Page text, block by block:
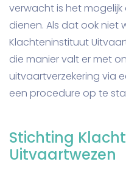
verwacht is het
dienen. Als dat ook niet
Klachteninstituut
die manier valt er met
uitvaartverzekering via
een procedure op te
Stichting
Uitvaartwezen